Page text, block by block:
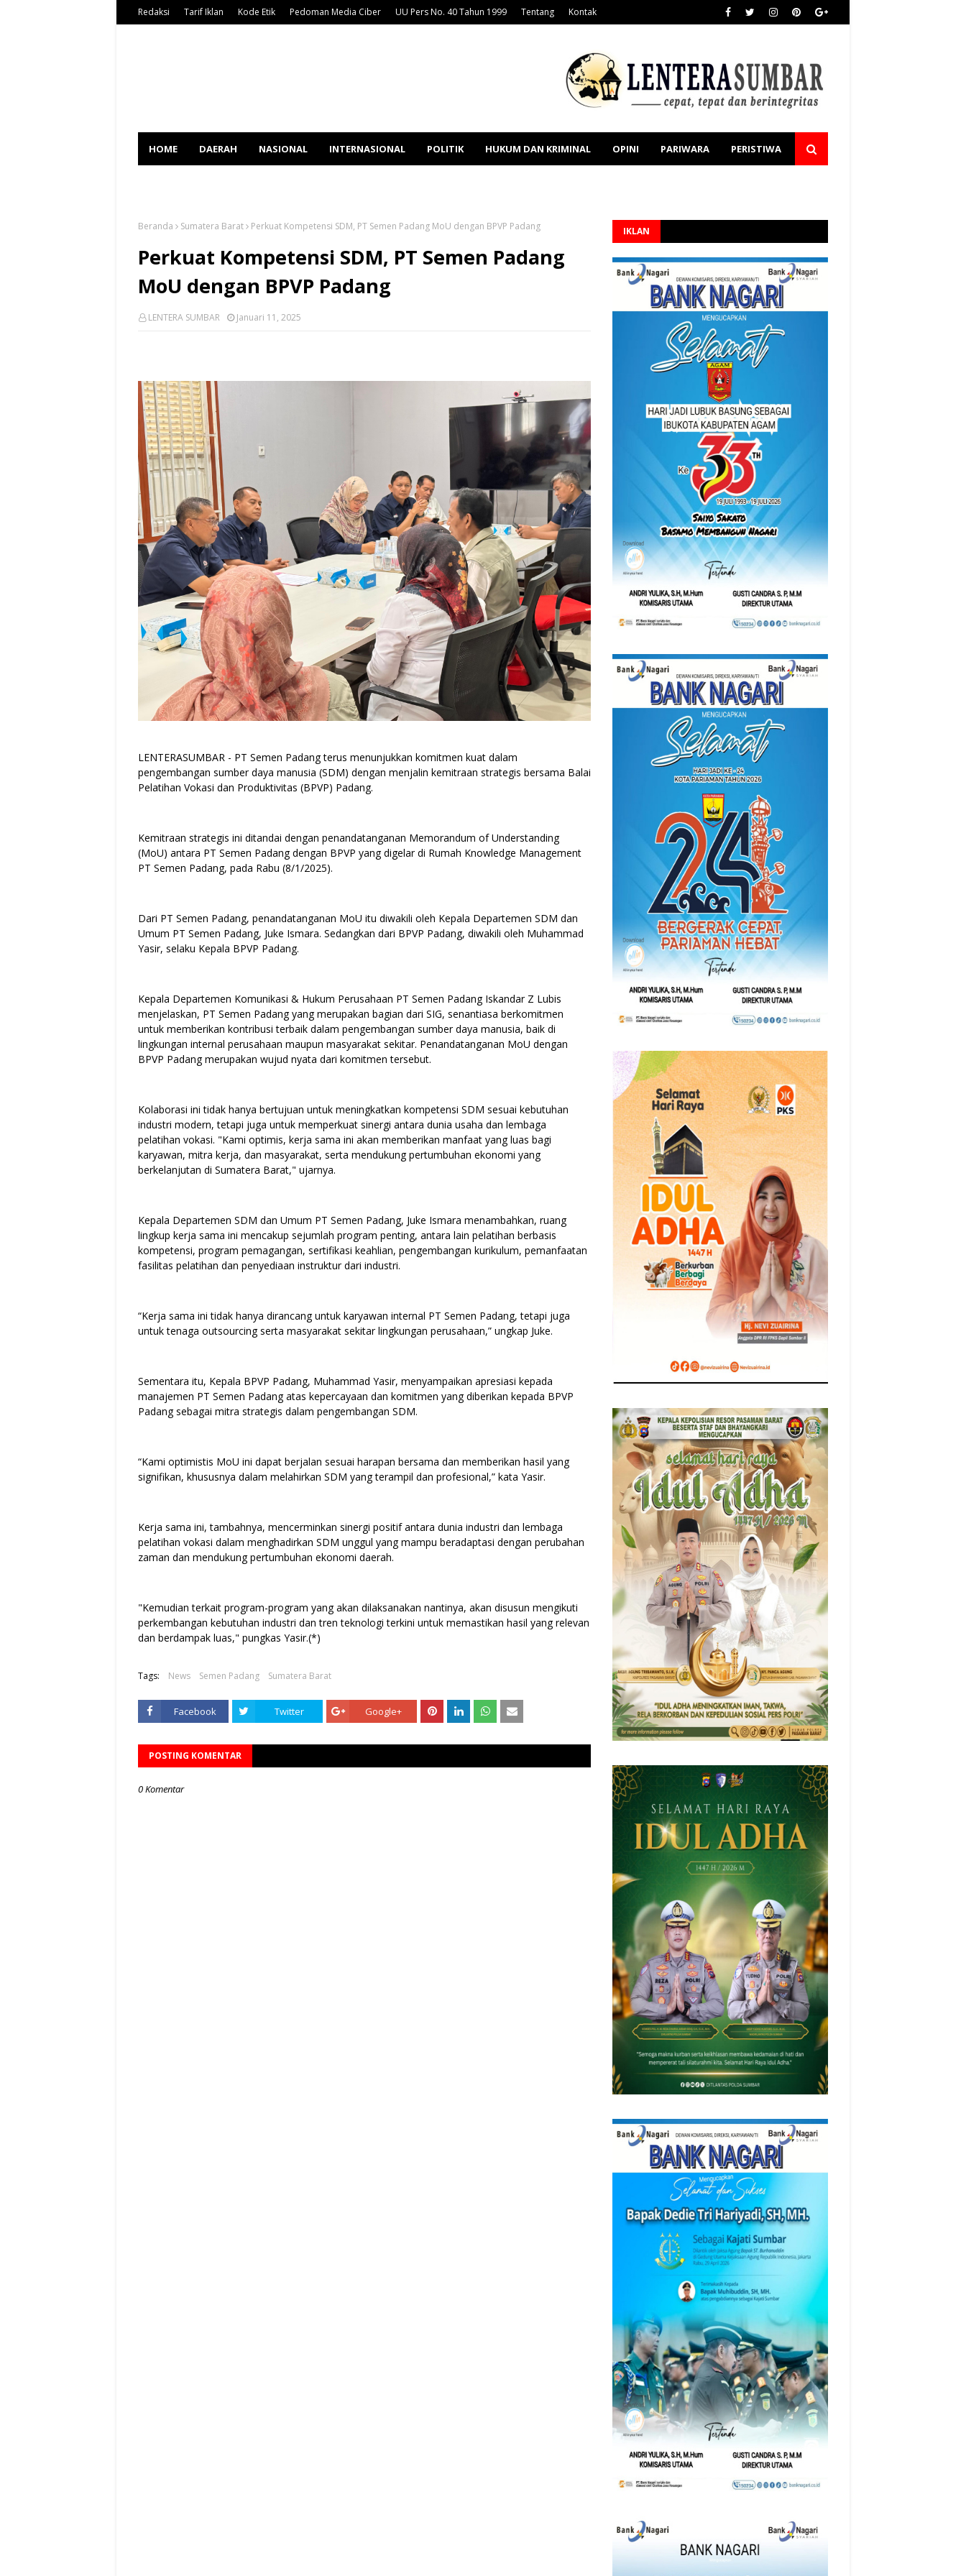
Redaksi Tarif Iklan Kode Etik Pedoman Media Ciber UU Pers No. 40 Tahun 1999 Tentang Kontak
HOME DAERAH NASIONAL INTERNASIONAL POLITIK HUKUM DAN KRIMINAL OPINI PARIWARA PERISTIWA
Beranda Sumatera Barat Perkuat Kompetensi SDM, PT Semen Padang MoU dengan BPVP Padang
Perkuat Kompetensi SDM, PT Semen Padang
MoU dengan BPVP Padang
LENTERA SUMBAR Januari 11, 2025
LENTERASUMBAR - PT Semen Padang terus menunjukkan komitmen kuat dalam
pengembangan sumber daya manusia (SDM) dengan menjalin kemitraan strategis bersama Balai
Pelatihan Vokasi dan Produktivitas (BPVP) Padang.
Kemitraan strategis ini ditandai dengan penandatanganan Memorandum of Understanding
(MoU) antara PT Semen Padang dengan BPVP yang digelar di Rumah Knowledge Management
PT Semen Padang, pada Rabu (8/1/2025).
Dari PT Semen Padang, penandatanganan MoU itu diwakili oleh Kepala Departemen SDM dan
Umum PT Semen Padang, Juke Ismara. Sedangkan dari BPVP Padang, diwakili oleh Muhammad
Yasir, selaku Kepala BPVP Padang.
Kepala Departemen Komunikasi & Hukum Perusahaan PT Semen Padang Iskandar Z Lubis
menjelaskan, PT Semen Padang yang merupakan bagian dari SIG, senantiasa berkomitmen
untuk memberikan kontribusi terbaik dalam pengembangan sumber daya manusia, baik di
lingkungan internal perusahaan maupun masyarakat sekitar. Penandatanganan MoU dengan
BPVP Padang merupakan wujud nyata dari komitmen tersebut.
Kolaborasi ini tidak hanya bertujuan untuk meningkatkan kompetensi SDM sesuai kebutuhan
industri modern, tetapi juga untuk memperkuat sinergi antara dunia usaha dan lembaga
pelatihan vokasi. "Kami optimis, kerja sama ini akan memberikan manfaat yang luas bagi
karyawan, mitra kerja, dan masyarakat, serta mendukung pertumbuhan ekonomi yang
berkelanjutan di Sumatera Barat," ujarnya.
Kepala Departemen SDM dan Umum PT Semen Padang, Juke Ismara menambahkan, ruang
lingkup kerja sama ini mencakup sejumlah program penting, antara lain pelatihan berbasis
kompetensi, program pemagangan, sertifikasi keahlian, pengembangan kurikulum, pemanfaatan
fasilitas pelatihan dan penyediaan instruktur dari industri.
“Kerja sama ini tidak hanya dirancang untuk karyawan internal PT Semen Padang, tetapi juga
untuk tenaga outsourcing serta masyarakat sekitar lingkungan perusahaan,” ungkap Juke.
Sementara itu, Kepala BPVP Padang, Muhammad Yasir, menyampaikan apresiasi kepada
manajemen PT Semen Padang atas kepercayaan dan komitmen yang diberikan kepada BPVP
Padang sebagai mitra strategis dalam pengembangan SDM.
“Kami optimistis MoU ini dapat berjalan sesuai harapan bersama dan memberikan hasil yang
signifikan, khususnya dalam melahirkan SDM yang terampil dan profesional,” kata Yasir.
Kerja sama ini, tambahnya, mencerminkan sinergi positif antara dunia industri dan lembaga
pelatihan vokasi dalam menghadirkan SDM unggul yang mampu beradaptasi dengan perubahan
zaman dan mendukung pertumbuhan ekonomi daerah.
"Kemudian terkait program-program yang akan dilaksanakan nantinya, akan disusun mengikuti
perkembangan kebutuhan industri dan tren teknologi terkini untuk memastikan hasil yang relevan
dan berdampak luas," pungkas Yasir.(*)
Tags: News Semen Padang Sumatera Barat
Facebook Twitter Google+
POSTING KOMENTAR
0 Komentar
IKLAN